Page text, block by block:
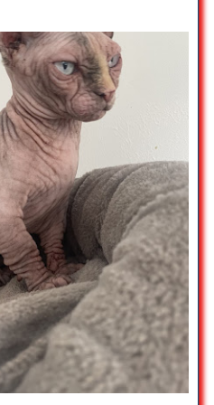
comme si nous ne
l’importance d’une
nous entendions
de notre
si nous étions
inconsciente.
appréhension à
d’autres refuges, ce
regrettable. Avant de
renseignée et
tenu compte des avis
en ligne.
avons ressenti des
à ces
ce qui est
d’autant plus que cela